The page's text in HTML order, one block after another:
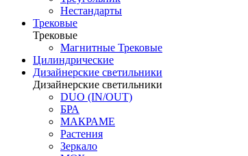
Нестандарты
Трековые
Трековые
Магнитные Трековые
Цилиндрические
Дизайнерские светильники
Дизайнерские светильники
DUO (IN/OUT)
БРА
МАКРАМЕ
Растения
Зеркало